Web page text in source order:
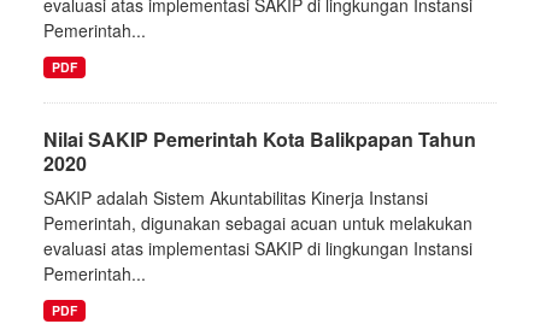
evaluasi atas implementasi SAKIP di lingkungan Instansi
Pemerintah...
PDF
Nilai SAKIP Pemerintah Kota Balikpapan Tahun
2020
SAKIP adalah Sistem Akuntabilitas Kinerja Instansi
Pemerintah, digunakan sebagai acuan untuk melakukan
evaluasi atas implementasi SAKIP di lingkungan Instansi
Pemerintah...
PDF